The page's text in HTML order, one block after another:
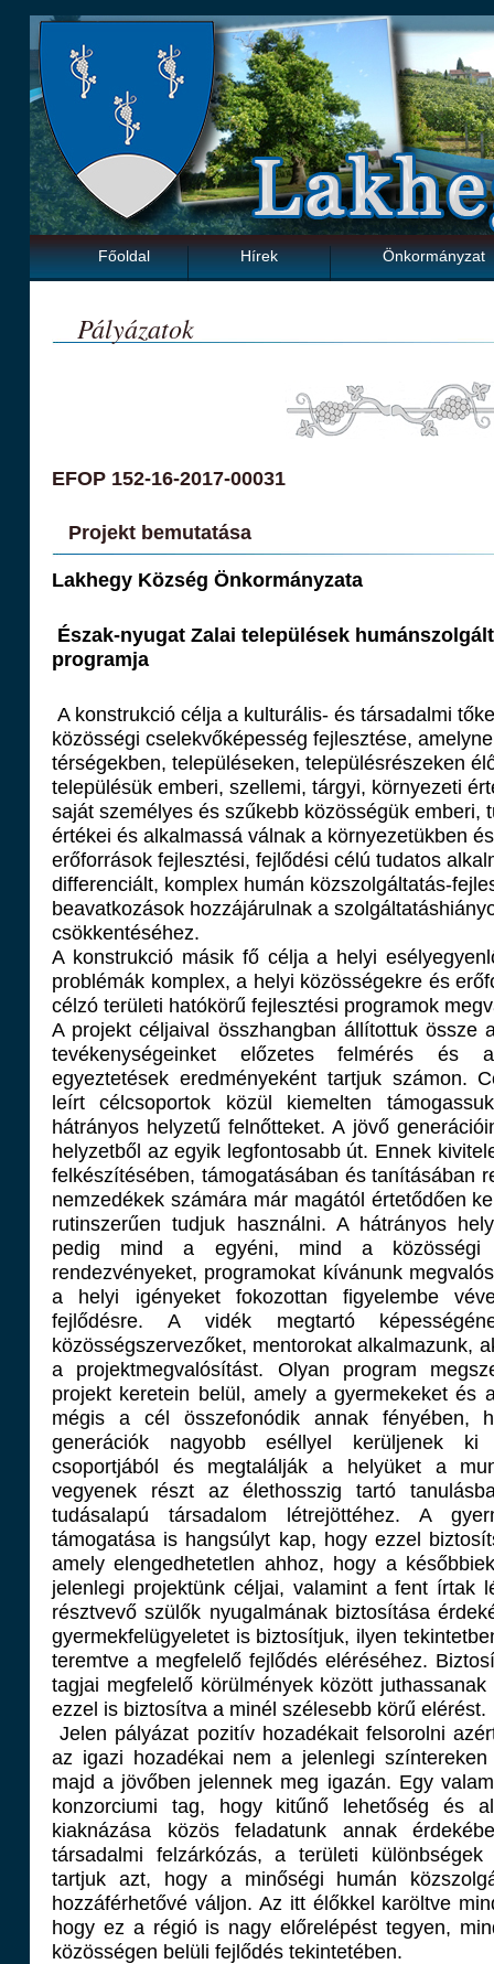
Főoldal Hírek Önkormányzat
Pályázatok
EFOP 152-16-2017-00031
Projekt bemutatása
Lakhegy Község Önkormányzata
Észak-nyugat Zalai települések
programja
A konstrukció célja a kulturális- és társadalmi
közösségi cselekvőképesség fejlesztése,
térségekben, településeken, településrészeken
településük emberi, szellemi, tárgyi, környezeti
saját személyes és szűkebb közösségük emberi,
értékei és alkalmassá válnak a környezetükben
erőforrások fejlesztési, fejlődési célú tudatos
differenciált, komplex humán közszolgáltatás-
beavatkozások hozzájárulnak a
csökkentéséhez.
A konstrukció másik fő célja a helyi
problémák komplex, a helyi közösségekre és
célzó területi hatókörű fejlesztési programok
A projekt céljaival összhangban állítottuk össze
tevékenységeinket előzetes felmérés és
egyeztetések eredményeként tartjuk számon.
leírt célcsoportok közül kiemelten
hátrányos helyzetű felnőtteket. A jövő
helyzetből az egyik legfontosabb út. Ennek
felkészítésében, támogatásában és tanításában
nemzedékek számára már magától értetődően
rutinszerűen tudjuk használni. A hátrányos
pedig mind a egyéni, mind a közösségi
rendezvényeket, programokat kívánunk
a helyi igényeket fokozottan figyelembe
fejlődésre. A vidék megtartó
közösségszervezőket, mentorokat alkalmazunk,
a projektmegvalósítást. Olyan program
projekt keretein belül, amely a gyermekeket és
mégis a cél összefonódik annak fényében,
generációk nagyobb eséllyel kerüljenek
csoportjából és megtalálják a helyüket a
vegyenek részt az élethosszig tartó
tudásalapú társadalom létrejöttéhez. A
támogatása is hangsúlyt kap, hogy ezzel
amely elengedhetetlen ahhoz, hogy a
jelenlegi projektünk céljai, valamint a fent írtak
résztvevő szülők nyugalmának biztosítása
gyermekfelügyeletet is biztosítjuk, ilyen
teremtve a megfelelő fejlődés eléréséhez.
tagjai megfelelő körülmények között
ezzel is biztosítva a minél szélesebb körű elérést.
Jelen pályázat pozitív hozadékait felsorolni
az igazi hozadékai nem a jelenlegi
majd a jövőben jelennek meg igazán. Egy
konzorciumi tag, hogy kitűnő lehetőség és
kiaknázása közös feladatunk annak
társadalmi felzárkózás, a területi
tartjuk azt, hogy a minőségi humán
hozzáférhetővé váljon. Az itt élőkkel karöltve
hogy ez a régió is nagy előrelépést tegyen,
közösségen belüli fejlődés tekintetében.